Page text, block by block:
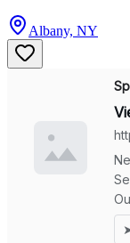
Albany, NY